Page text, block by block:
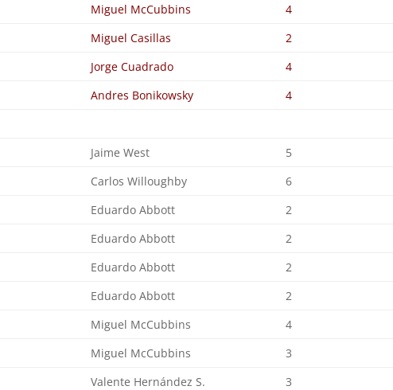
Miguel McCubbins 4
Miguel Casillas 2
Jorge Cuadrado 4
Andres Bonikowsky 4
Jaime West 5
Carlos Willoughby 6
Eduardo Abbott 2
Eduardo Abbott 2
Eduardo Abbott 2
Eduardo Abbott 2
Miguel McCubbins 4
Miguel McCubbins 3
Valente Hernández S. 3